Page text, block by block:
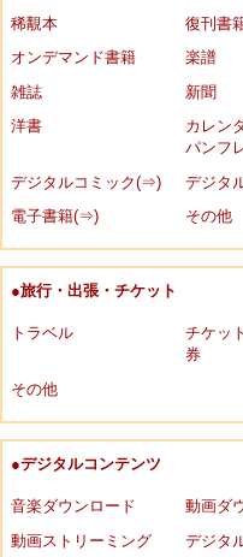
稀覯本
復刊書
オンデマンド書籍
楽譜
雑誌
新聞
洋書
カレン
パンフ
デジタルコミック(⇒)
デジタ
電子書籍(⇒)
その他
●旅行・出張・チケット
トラベル
チケッ
券
その他
●デジタルコンテンツ
音楽ダウンロード
動画ダ
動画ストリーミング
デジタ